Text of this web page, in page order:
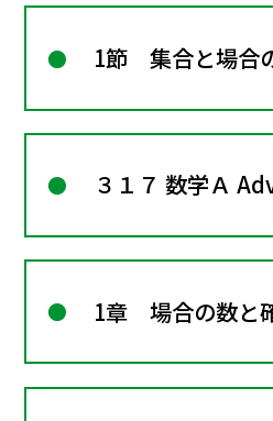
1節 集合と場合
３１７ 数学Ａ
1章 場合の数と